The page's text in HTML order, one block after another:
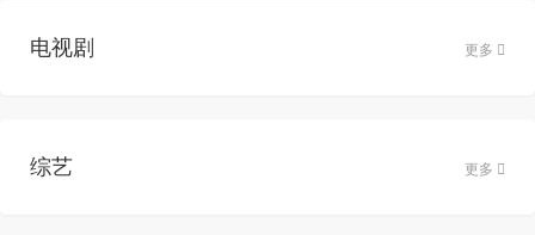
电视剧 更多
综艺 更多